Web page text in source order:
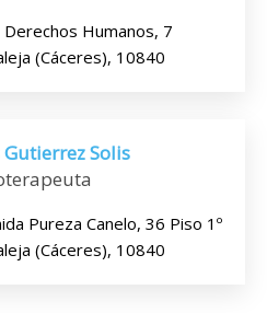
Derechos Humanos, 7
(Cáceres), 10840
Gutierrez Solis
Pureza Canelo, 36 Piso 1º
(Cáceres), 10840